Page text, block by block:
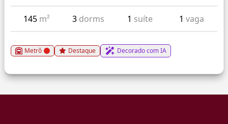
145 m² 3 dorms 1 suíte 1 vaga
Metrô Destaque Decorado com IA